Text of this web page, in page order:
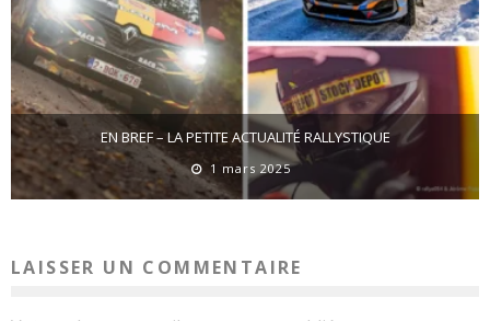
EN BREF – LA PETITE ACTUALITÉ RALLYSTIQUE
1 mars 2025
LAISSER UN COMMENTAIRE